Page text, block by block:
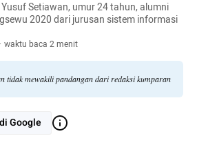
Setiawan, umur 24 tahun, alumni
2020 dari jurusan sistem informasi
· waktu baca 2 menit
tidak mewakili pandangan dari redaksi kumparan
Google